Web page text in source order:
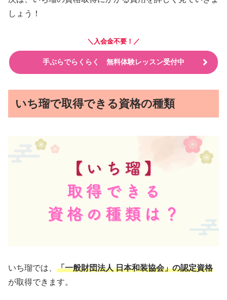
しょう！
＼入会金不要！／
手ぶらでらくらく 無料体験レッスン受付中
いち瑠で取得できる資格の種類
いち瑠では、 「一般財団法人 日本和装協会」の認定資格
が取得できます。